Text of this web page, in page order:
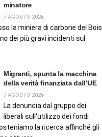
minatore
7 AGOSTO 2026
la miniera di carbone del Bois
dei più gravi incidenti sul
Migranti, spunta la macchina
della verità finanziata dall’UE
7 AGOSTO 2026
La denuncia dal gruppo dei
liberali sull'utilizzo dei fondi
la ricerca affinché gli